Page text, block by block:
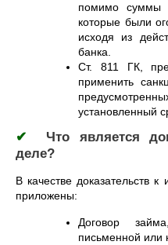
помимо суммы
которые были
исходя из
банка.
Ст. 811 ГК,
применить
установленный
✔ Что является
деле?
В качестве доказательств
приложены:
Договор
письменной или